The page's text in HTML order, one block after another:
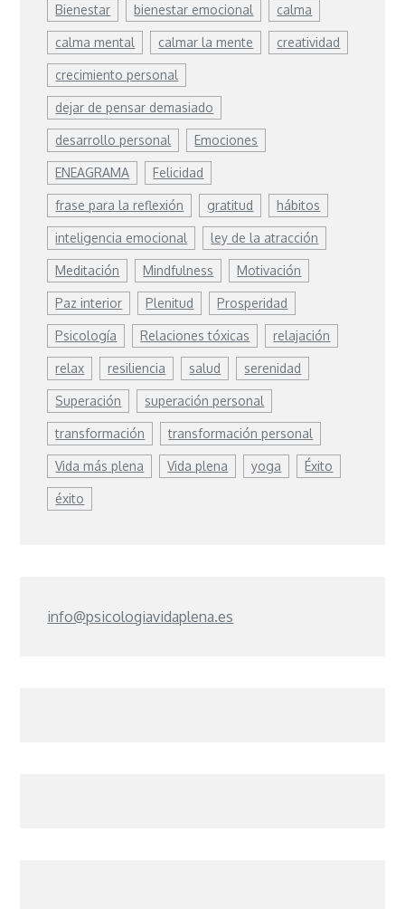
Bienestar bienestar emocional calma
calma mental calmar la mente creatividad
crecimiento personal
dejar de pensar demasiado
desarrollo personal Emociones
ENEAGRAMA Felicidad
frase para la reflexión gratitud hábitos
inteligencia emocional ley de la atracción
Meditación Mindfulness Motivación
Paz interior Plenitud Prosperidad
Psicología Relaciones tóxicas relajación
relax resiliencia salud serenidad
Superación superación personal
transformación transformación personal
Vida más plena Vida plena yoga Éxito
éxito
info@psicologiavidaplena.es